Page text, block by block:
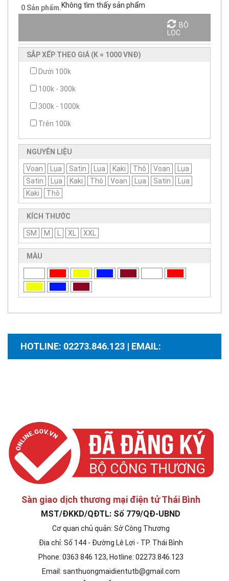
0 Sản phẩm.Không tìm thấy sản phẩm
BỘ
LỌC
SẮP XẾP THEO GIÁ (K = 1000 VNĐ)
Dưới 100k
100k - 300k
300k - 1000k
Trên 100k
NGUYÊN LIỆU
Voan Lụa Satin Lụa Kaki Thô Voan
Lụa
Satin
Lụa Kaki Thô Voan Lụa Satin
Lụa
Kaki
Thô
KÍCH THƯỚC
SM M L XL XXL
MÀU
HOTLINE: 02273.846.123 | EMAIL:
Sàn giao dịch thương mại điện tử Thái Bình
MST/ĐKKD/QĐTL: Số 779/QĐ-UBND
Cơ quan chủ quản: Sở Công Thương
Địa chỉ: Số 144 - Đường Lê Lợi - TP. Thái Bình
Phone: 0363 846 123, Hotline: 02273.846.123
Email: santhuongmaidientutb@gmail.com